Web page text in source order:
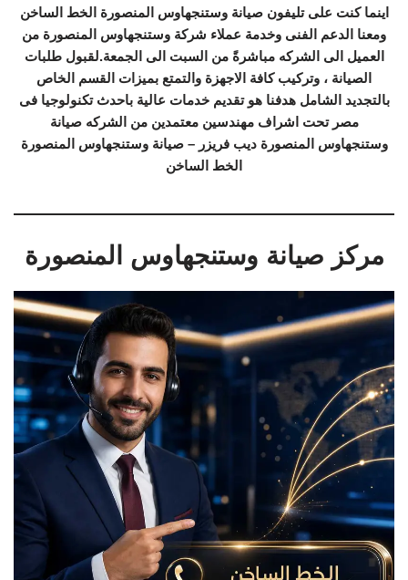
اينما كنت على تليفون صيانة وستنجهاوس المنصورة الخط الساخن
ومعنا الدعم الفنى وخدمة عملاء شركة وستنجهاوس المنصورة من
العميل الى الشركه مباشرةً من السبت الى الجمعة.لقبول طلبات
الصيانة ، وتركيب كافة الاجهزة والتمتع بميزات القسم الخاص
بالتجديد الشامل هدفنا هو تقديم خدمات عالية باحدث تكنولوجيا فى
مصر تحت اشراف مهندسين معتمدين من الشركه صيانة
وستنجهاوس المنصورة ديب فريزر – صيانة وستنجهاوس المنصورة
الخط الساخن
مركز صيانة وستنجهاوس المنصورة